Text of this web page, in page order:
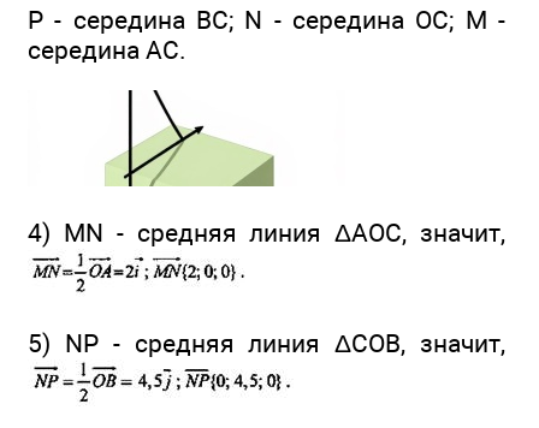
Р - середина ВС; N - середина ОС; М -
середина АС.
4) MN - средняя линия ΔАОС, значит,
5) NP - средняя линия ΔСОВ, значит,